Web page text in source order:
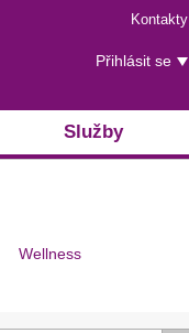
Menu
rychlého
přístupu
Kontakty
Uživatelské
menu
Přihlásit se
Služby
Wellness